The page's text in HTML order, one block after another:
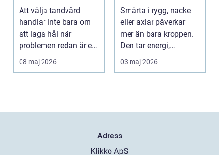
för långsiktig
munhälsa
Att välja tandvård
handlar inte bara om
att laga hål när
problemen redan är ett
faktum. Det handlar ...
08 maj 2026
Smärta i rygg, nacke
eller axlar påverkar
mer än bara kroppen.
Den tar energi,
koncentration och
03 maj 2026
Adress